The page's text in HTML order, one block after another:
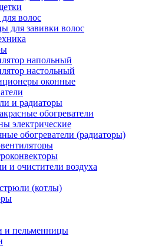
волос
для завивки волос
напольный
настольный
оконные
и радиаторы
обогреватели
электрические
обогреватели (радиаторы)
и очистители воздуха
(котлы)
и пельменницы